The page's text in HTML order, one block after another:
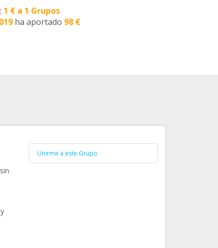
1 € a 1 Grupos
ha aportado 98 €
Unirme a este Grupo